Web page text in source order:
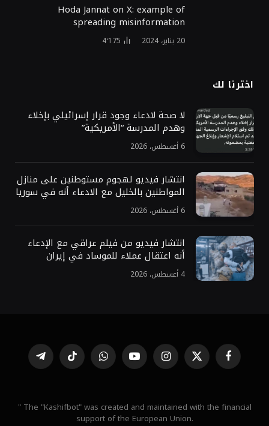
Hoda Jannat on X: example of
spreading misinformation
20 يناير، 2024 4٬175
اخترنا لك
لا صحة لادعاء وجود قرار إسرائيلي بإخلاء
وهدم المدرسة “الأمريكية”
6 أغسطس، 2026
انتشار فيديو لهجوم مستوطنين على منازل
المواطنين بالخليل مع الادعاء أنه في سوريا
6 أغسطس، 2026
انتشار فيديو من فيلم عراقي مع الإدعاء
أنه اعتقال عملاء للموساد في إيران
4 أغسطس، 2026
فيسبوك X
(Twitter)
الانستغراميوتيوب واتساب تيكتوك تيلقرام
" The "Kashifbot" was created and maintained with the financial
support of the European Union.